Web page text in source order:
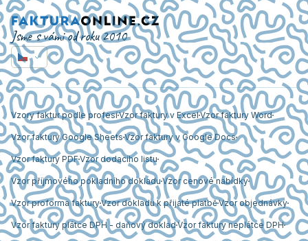
Jsme s vámi od roku 2010
Vzory faktur podle profesíVzor faktury v ExcelVzor faktury Word
Vzor faktury Google Sheets Vzor faktury v Google Docs
Vzor faktury PDFVzor dodacího listu
Vzor příjmového pokladního dokladu Vzor cenové nabídky
Vzor proforma fakturyVzor dokladu k přijaté platběVzor objednávky
Vzor faktury plátce DPH - daňový dokladVzor faktury neplátce DPH